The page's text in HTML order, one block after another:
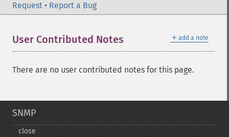
Request • Report a Bug
＋ add a note
User Contributed Notes
There are no user contributed notes for this page.
SNMP
close